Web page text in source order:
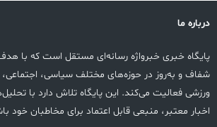
درباره ما
پایگاه خبری خبرواژه رسانه‌ای مستقل است که با هدف
شفاف و به‌روز در حوزه‌های مختلف سیاسی،
ورزشی فعالیت می‌کند. این پایگاه تلاش دارد با
اخبار معتبر، منبعی قابل اعتماد برای مخاطبان خود